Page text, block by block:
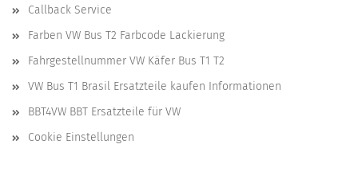
Callback Service
Farben VW Bus T2 Farbcode Lackierung
Fahrgestellnummer VW Käfer Bus T1 T2
VW Bus T1 Brasil Ersatzteile kaufen Informationen
BBT4VW BBT Ersatzteile für VW
Cookie Einstellungen